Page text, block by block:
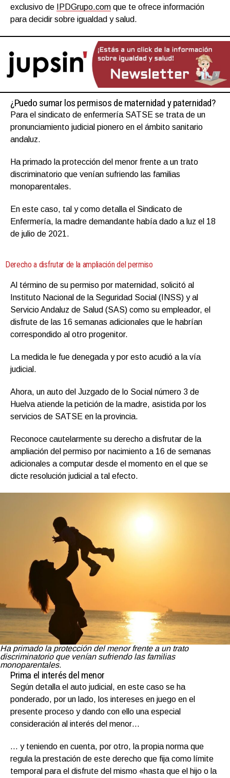
exclusivo de
IPDGrupo.com que te ofrece información
para decidir sobre igualdad y salud.
¿Puedo sumar los permisos de maternidad y paternidad?
Para el sindicato de enfermería SATSE se trata de un
pronunciamiento judicial pionero en el ámbito sanitario
andaluz.
Ha primado la protección del menor frente a un trato
discriminatorio que venían sufriendo las familias
monoparentales.
En este caso, tal y como detalla el Sindicato de
Enfermería, la madre demandante había dado a luz el 18
de julio de 2021.
Derecho a disfrutar de la ampliación del permiso
Al término de su permiso por maternidad, solicitó al
Instituto Nacional de la Seguridad Social (INSS) y al
Servicio Andaluz de Salud (SAS) como su empleador, el
disfrute de las 16 semanas adicionales que le habrían
correspondido al otro progenitor.
La medida le fue denegada y por esto acudió a la vía
judicial.
Ahora, un auto del Juzgado de lo Social número 3 de
Huelva atiende la petición de la madre, asistida por los
servicios de SATSE en la provincia.
Reconoce cautelarmente su derecho a disfrutar de la
ampliación del permiso por nacimiento a 16 de semanas
adicionales a computar desde el momento en el que se
dicte resolución judicial a tal efecto.
Ha primado la protección del menor frente a un trato
discriminatorio que venían sufriendo las familias
monoparentales.
Prima el interés del menor
Según detalla el auto judicial, en este caso se ha
ponderado, por un lado, los intereses en juego en el
presente proceso y dando con ello una especial
consideración al interés del menor…
… y teniendo en cuenta, por otro, la propia norma que
regula la prestación de este derecho que fija como límite
temporal para el disfrute del mismo «hasta que el hijo o la